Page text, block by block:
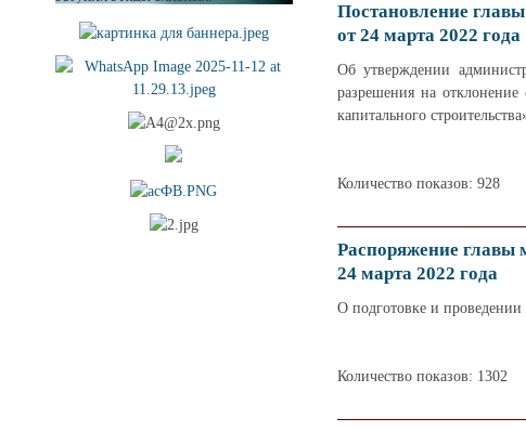
Постановление
от 24 марта 2022 года
Об утверждении
разрешения на отклонение
капитального
Количество показов: 928
Распоряжение главы
24 марта 2022 года
О подготовке и
Количество показов: 1302